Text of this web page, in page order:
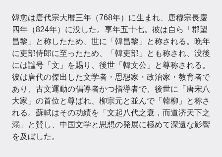
韓愈は唐代宗大暦三年（768年）に生まれ、唐穆宗長慶
四年（824年）に没した。享年五十七。彼は自ら「郡望
昌黎」と称したため、世に「韓昌黎」と称される。晚年
に吏部侍郎に至ったため、「韓吏部」とも称され、没後
には諡号「文」を賜り、後世「韓文公」と尊称される。
彼は唐代の傑出した文学者・思想家・政治家・教育者で
あり、古文運動の倡導者かつ指導者で、後世に「唐宋八
大家」の首位と尊ばれ、柳宗元と並んで「韓柳」と称さ
れる。蘇軾はその功績を「文起八代之衰，而道济天下之
溺」と賛し、中国文学と思想の発展に極めて深遠な影響
を及ぼした。